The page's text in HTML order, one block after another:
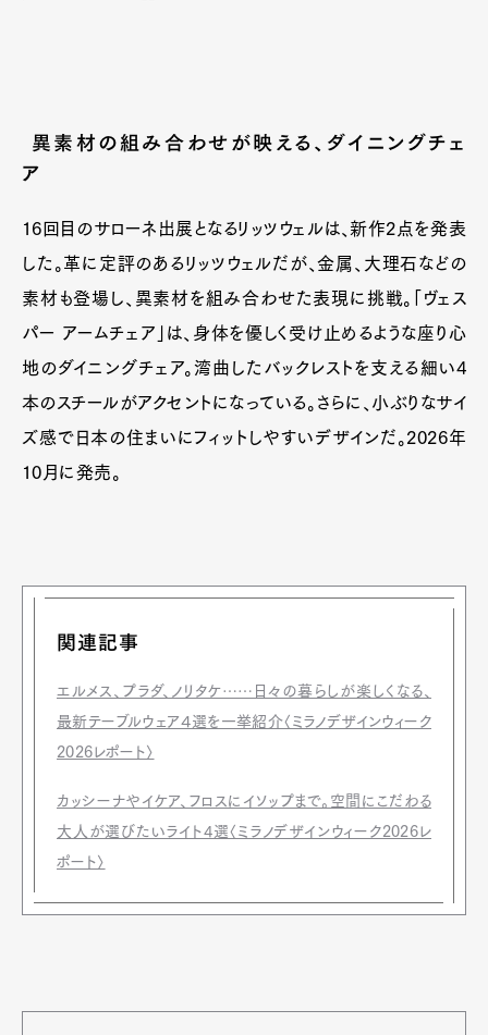
異素材の組み合わせが映える、ダイニングチェ
ア
16回目のサローネ出展となるリッツウェルは、新作2点を発表
した。革に定評のあるリッツウェルだが、金属、大理石などの
素材も登場し、異素材を組み合わせた表現に挑戦。「ヴェス
パー アームチェア」は、身体を優しく受け止めるような座り心
地のダイニングチェア。湾曲したバックレストを支える細い4
本のスチールがアクセントになっている。さらに、小ぶりなサイ
ズ感で日本の住まいにフィットしやすいデザインだ。2026年
10月に発売。
関連記事
エルメス、プラダ、ノリタケ……日々の暮らしが楽しくなる、
最新テーブルウェア４選を一挙紹介〈ミラノデザインウィーク
2026レポート〉
カッシーナやイケア、フロスにイソップまで。空間にこだわる
大人が選びたいライト4選〈ミラノデザインウィーク2026レ
ポート〉